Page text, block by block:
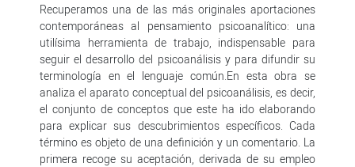
Recuperamos una de las más originales aportaciones
contemporáneas al pensamiento psicoanalítico: una
utilísima herramienta de trabajo, indispensable para
seguir el desarrollo del psicoanálisis y para difundir su
terminología en el lenguaje común.En esta obra se
analiza el aparato conceptual del psicoanálisis, es decir,
el conjunto de conceptos que este ha ido elaborando
para explicar sus descubrimientos específicos. Cada
término es objeto de una definición y un comentario. La
primera recoge su aceptación, derivada de su empleo